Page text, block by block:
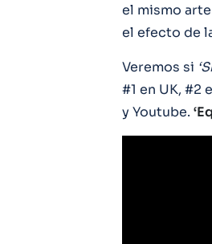
el mismo
el efecto de
Veremos si
#1 en UK, #2
y Youtube.